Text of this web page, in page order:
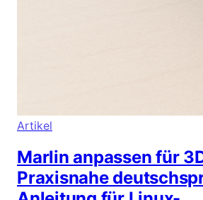
Artikel
Marlin anpassen für
Praxisnahe